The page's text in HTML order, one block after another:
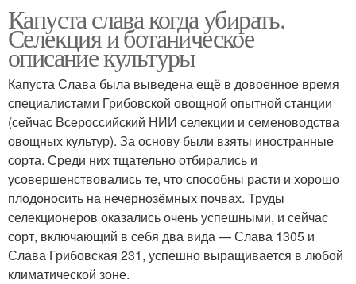
Капуста слава когда убирать.
Селекция и ботаническое
описание культуры
Капуста Слава была выведена ещё в довоенное время
специалистами Грибовской овощной опытной станции
(сейчас Всероссийский НИИ селекции и семеноводства
овощных культур). За основу были взяты иностранные
сорта. Среди них тщательно отбирались и
усовершенствовались те, что способны расти и хорошо
плодоносить на нечернозёмных почвах. Труды
селекционеров оказались очень успешными, и сейчас
сорт, включающий в себя два вида — Слава 1305 и
Слава Грибовская 231, успешно выращивается в любой
климатической зоне.